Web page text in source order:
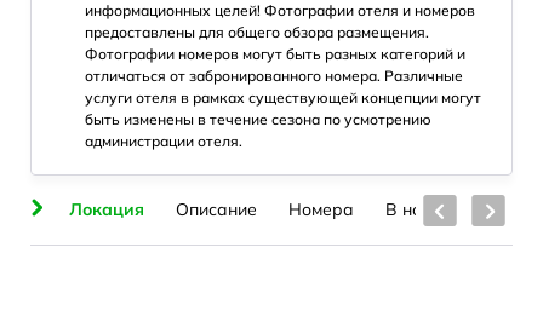
информационных целей! Фотографии отеля и номеров
предоставлены для общего обзора размещения.
Фотографии номеров могут быть разных категорий и
отличаться от забронированного номера. Различные
услуги отеля в рамках существующей концепции могут
быть изменены в течение сезона по усмотрению
администрации отеля.
Локация Описание Номера В номерах